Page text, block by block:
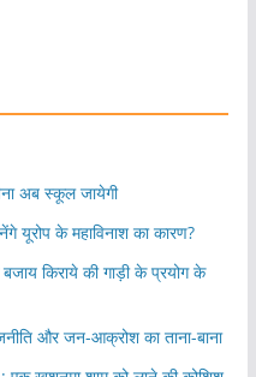
अब स्कूल जायेगी
यूरोप के महाविनाश का कारण?
किराये की गाड़ी के प्रयोग के
और जन-आक्रोश का ताना-बाना